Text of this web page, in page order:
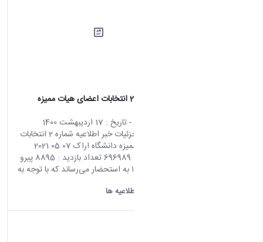
اطلاعیه شماره 2 انتخابات اعضای هیات ممیزه
- تاریخ : 17 اردیبهشت 1400
صفحه اصلی جزئیات خبر اطلاعیه شماره 2 انتخابات
اعضای هیات ممیزه دانشگاه اراک 07 05 2021
02:50 کد خبر : 696989 تعداد بازدید : 8895 پیرو
اطلاعیه شماره ۱ به استحضار می‌رساند که با توجه به
اطلاعیه ها